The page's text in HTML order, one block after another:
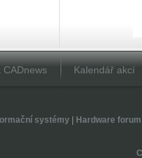
CADnews Kalendář akcí
systémy| Hardware forum